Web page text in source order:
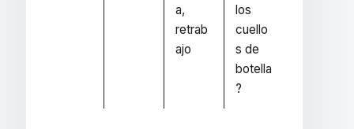
a,
retrab
ajo
los
cuello
s de
botella
?